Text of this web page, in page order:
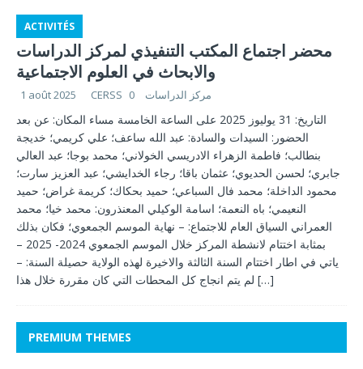
ACTIVITÉS
محضر اجتماع المكتب التنفيذي لمركز الدراسات
والابحاث في العلوم الاجتماعية
1 août 2025 CERSS مركز الدراسات 0
التاريخ: 31 يوليوز 2025 على الساعة الخامسة مساء المكان: عن بعد
الحضور: السيدات والسادة: عبد الله ساعف؛ علي كريمي؛ خديجة
بنطالب؛ فاطمة الزهراء الادريسي الخولاني؛ محمد بوجا؛ عبد العالي
جابري؛ لحسن الحديوي؛ عثمان باقا؛ رجاء الخدايشي؛ عبد العزيز سارت؛
محمود الداخلة؛ محمد فال السباعي؛ حميد بحكاك؛ كريمة غراض؛ حميد
النعيمي؛ باه النعمة؛ اسامة الوكيلي المعنذرون: محمد خيا؛ محمد
العمراني السياق العام للاجتماع: – نهاية الموسم الجمعوي؛ فكان بذلك
بمثابة اختتام لانشطة المركز خلال الموسم الجمعوي 2024- 2025 –
ياتي في اطار اختتام السنة الثالثة والاخيرة لهذه الولاية حصيلة السنة: –
[…]
PREMIUM THEMES